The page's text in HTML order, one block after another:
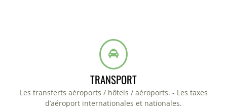
TRANSPORT
Les transferts aéroports / hôtels / aéroports. - Les taxes
d’aéroport internationales et nationales.